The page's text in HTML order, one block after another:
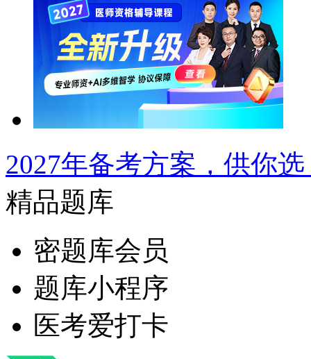
2027年备考方案，供你
精品题库
密题库会员
题库小程序
医考爱打卡